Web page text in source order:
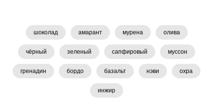
шоколад амарант мурена олива
чёрный зеленый сапфировый муссон
гренадин бордо базальт нэви охра
инжир